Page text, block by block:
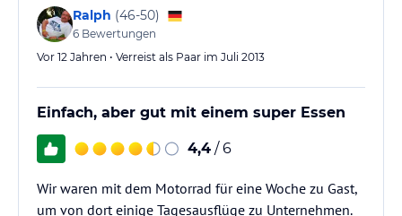
sitzen.
Die Landschaft ist wunderschön, man kann dort
Ralph (46-50)
6 Bewertungen
Vor 12 Jahren • Verreist als Paar im Juli 2013
Einfach, aber gut mit einem super Essen
4,4 / 6
Wir waren mit dem Motorrad für eine Woche zu Gast,
um von dort einige Tagesausflüge zu Unternehmen.